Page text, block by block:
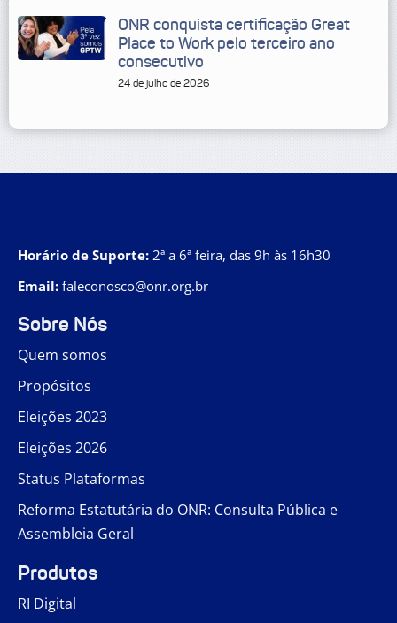
ONR conquista certificação Great
Place to Work pelo terceiro ano
consecutivo
24 de julho de 2026
Horário de Suporte: 2ª a 6ª feira, das 9h às 16h30
Email: faleconosco@onr.org.br
Sobre Nós
Quem somos
Propósitos
Eleições 2023
Eleições 2026
Status Plataformas
Reforma Estatutária do ONR: Consulta Pública e
Assembleia Geral
Produtos
RI Digital